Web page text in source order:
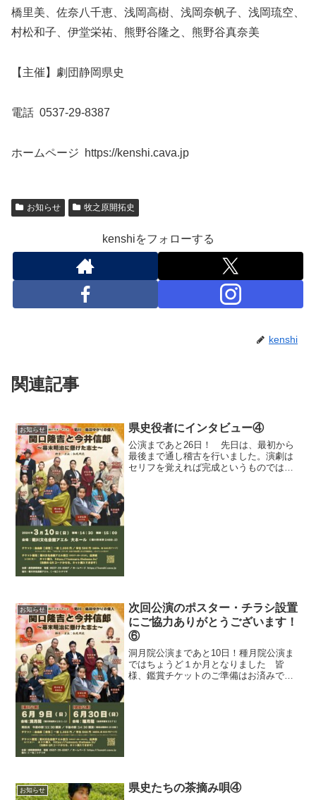
橋里美、佐奈八千恵、浅岡高樹、浅岡奈帆子、浅岡琉空、
村松和子、伊堂栄祐、熊野谷隆之、熊野谷真奈美
【主催】劇団静岡県史
電話 0537-29-8387
ホームページ https://kenshi.cava.jp
お知らせ 牧之原開拓史
kenshiをフォローする
kenshi
関連記事
お知らせ 県史役者にインタビュー④
公演まであと26日！ 先日は、最初から
最後まで通し稽古を行いました。演劇は
セリフを覚えれば完成というものではあ
お知らせ
次回公演のポスター・チラシ設置
にご協力ありがとうございます！
⑥
洞月院公演まであと10日！種月院公演ま
ではちょうど１か月となりました 皆
様、鑑賞チケットのご準備はお済みでし
お知らせ 県史たちの茶摘み唄④